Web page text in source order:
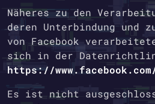
Näheres zu den
deren Unterbindung und
von Facebook
sich in der
https://
Es ist nicht